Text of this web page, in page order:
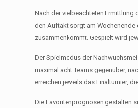
Nach der vielbeachteten
den Auftakt sorgt am Wochenende
zusammenkommt. Gespielt wird
Der Spielmodus der
maximal acht Teams gegenüber,
erreichen jeweils das Finalturnier,
Die Favoritenprognosen gestalten